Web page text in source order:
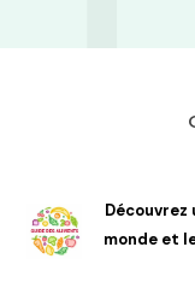
monde et